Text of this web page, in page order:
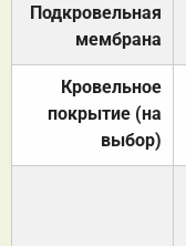
Подкровельная
мембрана
Кровельное
покрытие (на
выбор)